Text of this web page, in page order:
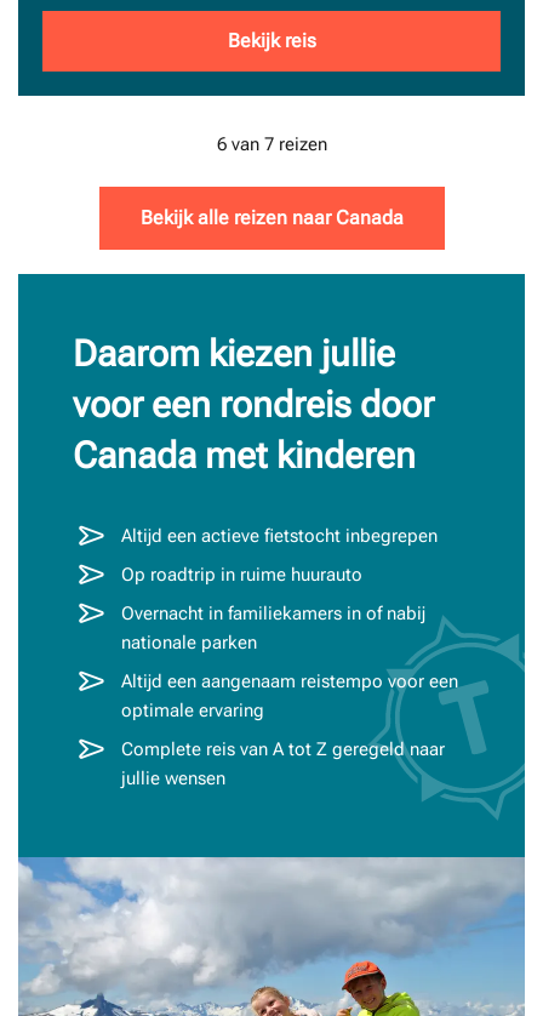
Bekijk reis
6van 7 reizen
Bekijk alle reizen naar Canada
Daarom kiezen jullie
voor een rondreis door
Canada met kinderen
Altijd een actieve fietstocht inbegrepen
Op roadtrip in ruime huurauto
Overnacht in familiekamers in of nabij
nationale parken
Altijd een aangenaam reistempo voor een
optimale ervaring
Complete reis van A tot Z geregeld naar
jullie wensen